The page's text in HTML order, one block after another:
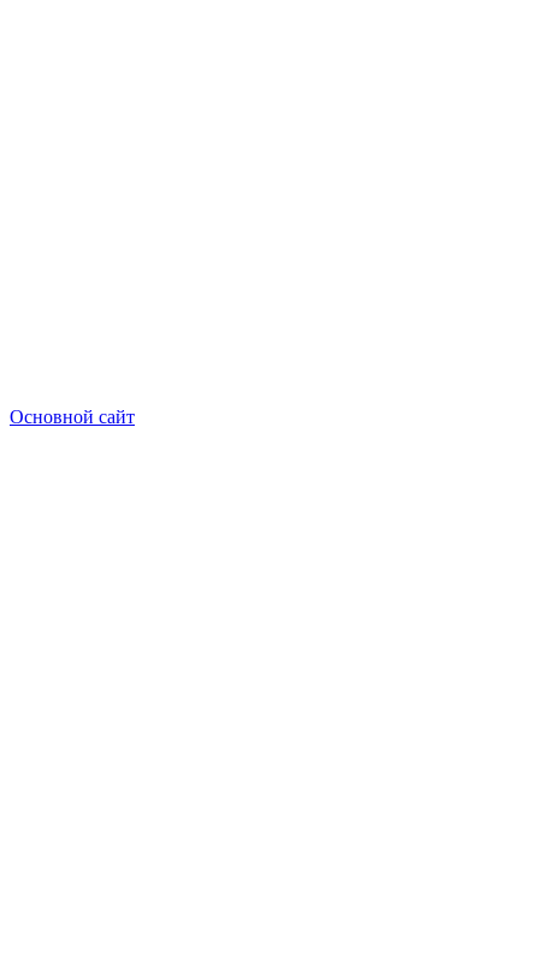
Основной сайт